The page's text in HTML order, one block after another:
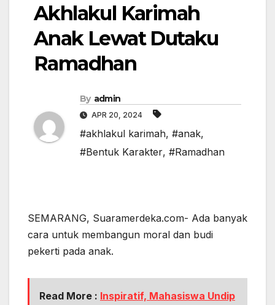
Akhlakul Karimah
Anak Lewat Dutaku
Ramadhan
By admin
APR 20, 2024
#akhlakul karimah, #anak,
#Bentuk Karakter, #Ramadhan
SEMARANG, Suaramerdeka.com- Ada banyak
cara untuk membangun moral dan budi
pekerti pada anak.
Read More : Inspiratif, Mahasiswa Undip